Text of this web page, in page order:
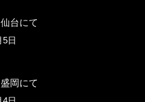
台にて
5日
岡にて